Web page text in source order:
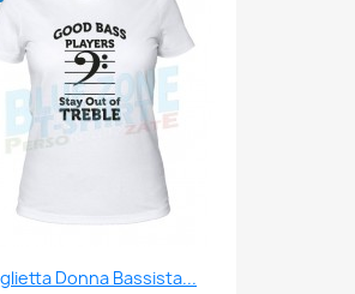
Donna Bassista...